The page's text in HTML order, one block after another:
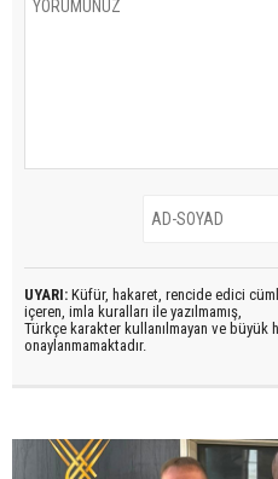
UYARI: Küfür, hakaret, rencide edici
içeren, imla kuralları ile yazılmamış,
Türkçe karakter kullanılmayan ve büyük
onaylanmamaktadır.